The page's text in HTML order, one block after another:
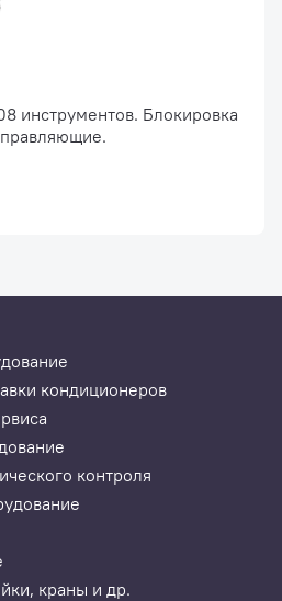
инструментов. Блокировка
кондиционеров
контроля
краны и др.